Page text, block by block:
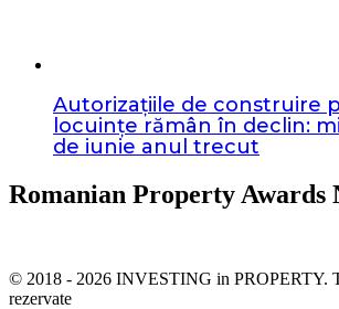
Autorizațiile de construire
locuințe rămân în declin:
de iunie anul trecut
Romanian Property Awards
© 2018 - 2026 INVESTING in PROPERTY.
rezervate